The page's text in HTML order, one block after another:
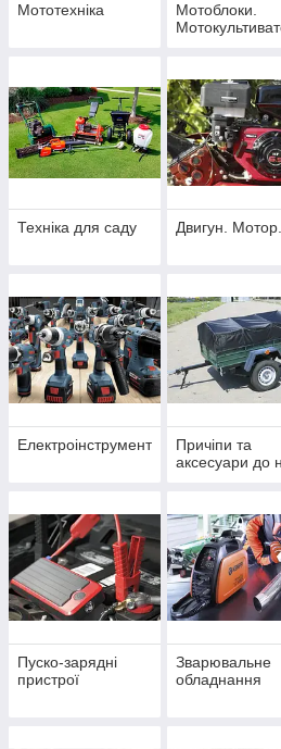
Мототехніка
Мотоблоки.
Техніка для саду Двигун. Мотор.
Електроінструмент
Причіпи та
аксесуари до
Пуско-зарядні
пристрої
Зварювальне
обладнання